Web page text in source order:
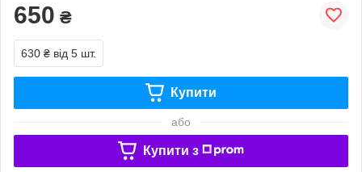
650 ₴
630 ₴ від 5 шт.
Купити
або
Купити з